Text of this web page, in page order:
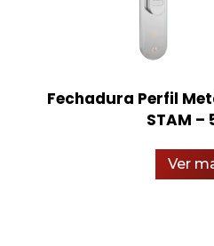
Fechadura Perfil
STAM –
Ver